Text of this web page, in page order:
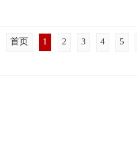
首页 1 2 3 4 5